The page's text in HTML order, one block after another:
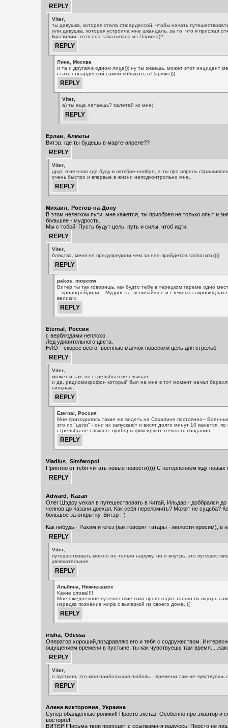
Viter,
ты девушка, которая стала стюардессой, чтобы начать
или девушка, которая устроила мне шкандаль, за то, что я прислал
Бразилии, хотя она заказывала из Парижа)?
Лина, Москва
и та и другая в одном лице))) ну ты знаешь, может этот инцидент
стать стюардессой-самой побывать в Париже)))
Viter,
а) ты еще летаешь? залетай ко мне)
Ерлан, Алматы
Витэр, где ты будешь в марте-апреле??
Viter,
друг, я незнаю где буду в октябре-ноябре, а ты про апрель
очень быстро и впервые в жизни неподконтрольно мне..
Михаил, Ростов-на-Дону
В этом нелегком пути, мне кажется, ты приобрел не только опыт и
большее - мудрость.
Мы с тобой! Пусть будут цель, путь и силы, чтоб идти.
Viter,
бляцтво, меня не предупредили чем за нее прийдется заплатить((((
pakos, moscow
Витер ты так говоришь, как будто тебе в терецком гареме одно
...проапгрейдили... Мудрость - величайшее из земных сокровищ как
великих.
Eternal, Россия
с верблюдами неплохо.
Лед удивительного цвета.
НЛО-- скорее всего -военные маячок повесили цель для стрельб
Viter,
может и так, но стрельбы я не слышал.
и да, радиомикрофон который был на мне в тот момент начал
сильные.
Eternal, Россия
Мне приходилось такие же видеть на Сахалине постоянно--
это их "цели" - они их запускают и висят долго минут 10 кажется.
стрельбы не слышно. приборы фиксируют точность попдания
Vladius, Simferopol
Приятно от тебя читать новые новости)))) С нетерпением жду новых
Adward, Kazan
Олег Шэдоу уехал в путешествовать в Китай, Ильдар - доббрался до
челнов до Казани доехал. Как себя переломить? Может не судьба?
большое за открытку, Витэр :-)
Как нибудь - Рахим итегез (как говорят татары - милости просим), в
Viter,
путешествовать можно не только наружу, но и внутрь. это
увлекательное.
Альбина, Нижнекамск
Какие слова!!!!
Мое ежедневное путешествие пока происходит только во внутрь
изредка познание мира с вылазкой из своего дома..((
irisha, Odessa
Оператор хороший,поздравляю его и тебя с содружеством.
ощущением времени в пустыне, ты как чувствуешь там
Viter,
о пустыня, это моя наибольшая любовь... времени там не чувствуешь
Алена викторовна, Украина
Супер обалденные ролики!! Просто экстаз! Особенно про экватор и
восторге!!
ВИТЕР!!Письма твои приходят с ссылками-я радуюсь! Просто не